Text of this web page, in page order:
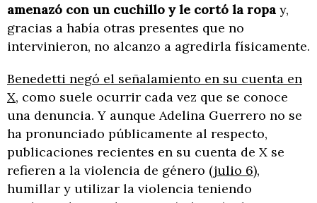
amenazó con un cuchillo y le cortó la ropa y,
gracias a había otras presentes que no
intervinieron, no alcanzo a agredirla físicamente.
Benedetti negó el señalamiento en su cuenta en
X, como suele ocurrir cada vez que se conoce
una denuncia. Y aunque Adelina Guerrero no se
ha pronunciado públicamente al respecto,
publicaciones recientes en su cuenta de X se
refieren a la violencia de género (julio 6),
humillar y utilizar la violencia teniendo